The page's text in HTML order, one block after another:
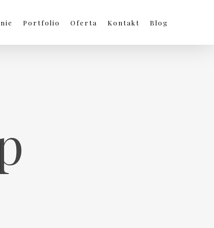
Portfolio Oferta Kontakt Blog